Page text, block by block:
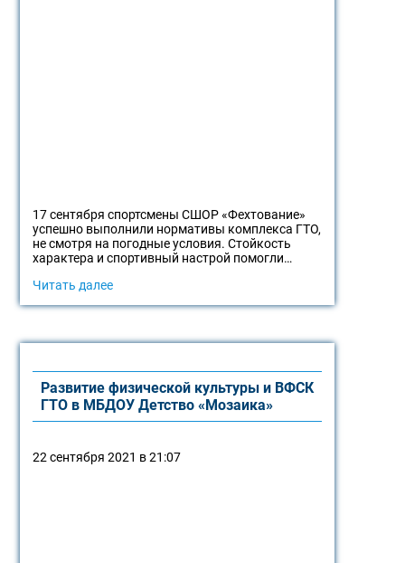
17 сентября спортсмены СШОР «Фехтование»
успешно выполнили нормативы комплекса ГТО,
не смотря на погодные условия. Стойкость
характера и спортивный настрой помогли…
Читать далее
Развитие физической культуры и ВФСК
ГТО в МБДОУ Детство «Мозаика»
22 сентября 2021 в 21:07